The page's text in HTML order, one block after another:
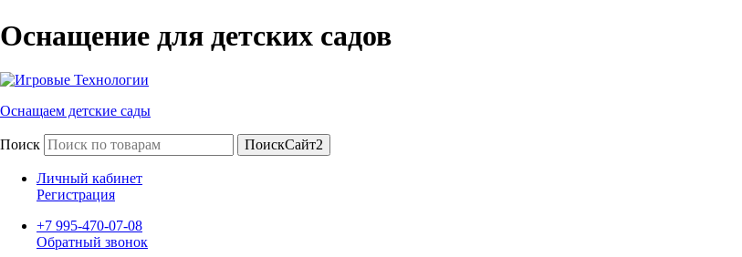
Оснащение для детских садов
Оснащаем детские сады
Поиск ПоискСайт2
Личный кабинет
Регистрация
+7 995-470-07-08
Обратный звонок